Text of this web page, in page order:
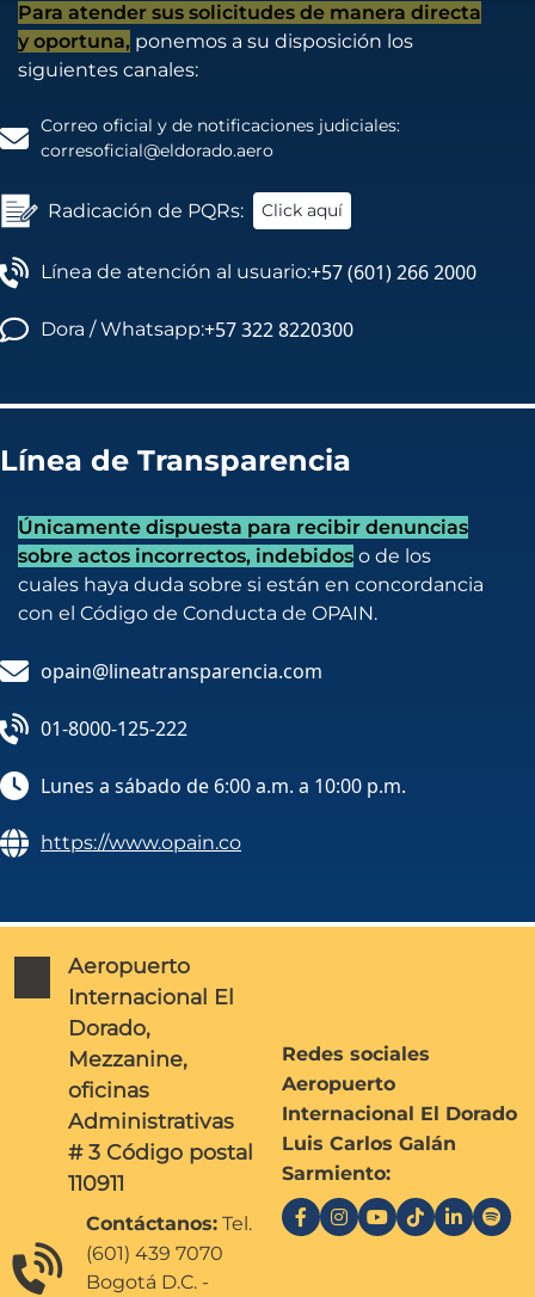
Para atender sus solicitudes de manera directa
y oportuna, ponemos a su disposición los
siguientes canales:
Correo oficial y de notificaciones judiciales:
corresoficial@eldorado.aero
Radicación de PQRs: Click aquí
Línea de atención al usuario:+57 (601) 266 2000
Dora / Whatsapp:+57 322 8220300
Línea de Transparencia
Únicamente dispuesta para recibir denuncias
sobre actos incorrectos, indebidos o de los
cuales haya duda sobre si están en concordancia
con el Código de Conducta de OPAIN.
opain@lineatransparencia.com
01-8000-125-222
Lunes a sábado de 6:00 a.m. a 10:00 p.m.
https://www.opain.co
Aeropuerto
Internacional El
Dorado,
Mezzanine,
oficinas
Administrativas
# 3 Código postal
110911
Contáctanos: Tel.
(601) 439 7070
Bogotá D.C. -
Redes sociales
Aeropuerto
Internacional El Dorado
Luis Carlos Galán
Sarmiento: